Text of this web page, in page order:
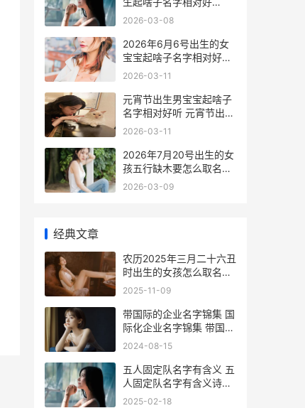
2026年9月5号出生五行
2026-03-08
2026年6月6号出生的女
宝宝起啥子名字相对好
2026年6月6号出生的人
2026-03-11
元宵节出生男宝宝起啥子
名字相对好听 元宵节出生
的男宝宝
2026-03-11
2026年7月20号出生的女
孩五行缺木要怎么取名字
2026年7月20日是什么日
2026-03-09
经典文章
农历2025年三月二十六丑
时出生的女孩怎么取名字
有特色 2025年农历3月
2025-11-09
带国际的企业名字锦集 国
际化企业名字锦集 带国际
的企业名称
2024-08-15
五人固定队名字有含义 五
人固定队名字有含义诗意
五人固定队名字大全
2025-02-18